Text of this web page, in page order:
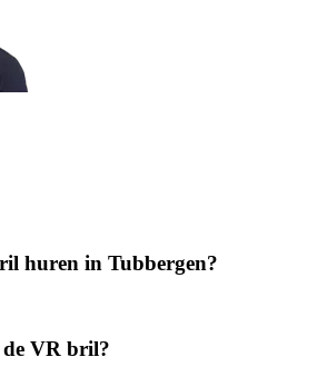
huren in Tubbergen?
VR bril?